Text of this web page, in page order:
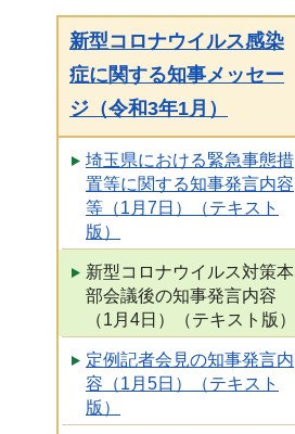
新型コロナウイルス感染
症に関する知事メッセー
ジ（令和3年1月）
埼玉県における緊急事態措
置等に関する知事発言内容
等（1月7日）（テキスト
版）
新型コロナウイルス対策本
部会議後の知事発言内容
（1月4日）（テキスト版）
定例記者会見の知事発言内
容（1月5日）（テキスト
版）